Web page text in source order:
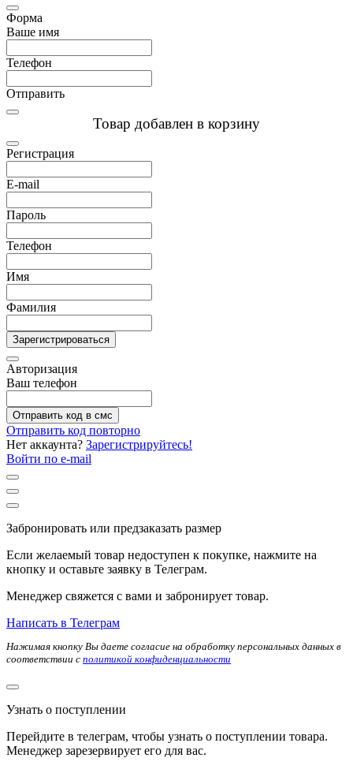
Форма
Ваше имя
Телефон
Отправить
Товар добавлен в корзину
Регистрация
E-mail
Пароль
Телефон
Имя
Фамилия
Зарегистрироваться
Авторизация
Ваш телефон
Отправить код в смс
Отправить код повторно
Нет аккаунта? Зарегистрируйтесь!
Войти по e-mail
Забронировать или предзаказать размер
Если желаемый товар недоступен к покупке, нажмите на
кнопку и оставьте заявку в Телеграм.
Менеджер свяжется с вами и забронирует товар.
Написать в Телеграм
Нажимая кнопку Вы даете согласие на обработку персональных данных в
соответствии с политикой конфиденциальности
Узнать о поступлении
Перейдите в телеграм, чтобы узнать о поступлении товара.
Менеджер зарезервирует его для вас.